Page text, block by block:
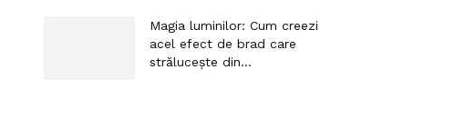
Magia luminilor: Cum creezi
acel efect de brad care
strălucește din...